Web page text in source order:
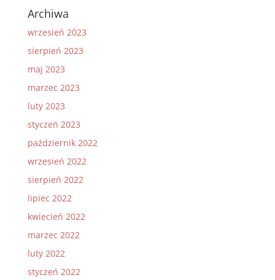
Archiwa
wrzesień 2023
sierpień 2023
maj 2023
marzec 2023
luty 2023
styczeń 2023
październik 2022
wrzesień 2022
sierpień 2022
lipiec 2022
kwiecień 2022
marzec 2022
luty 2022
styczeń 2022